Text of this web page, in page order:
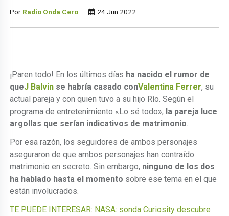
Por Radio Onda Cero 24 Jun 2022
¡Paren todo! En los últimos días ha nacido el rumor de
queJ Balvin se habría casado conValentina Ferrer, su
actual pareja y con quien tuvo a su hijo Río. Según el
programa de entretenimiento «Lo sé todo», la pareja luce
argollas que serían indicativos de matrimonio
Por esa razón, los seguidores de ambos personajes
aseguraron de que ambos personajes han contraído
matrimonio en secreto. Sin embargo, ninguno de los dos
ha hablado hasta el momento sobre ese tema en el que
están involucrados.
TE PUEDE INTERESAR: NASA: sonda Curiosity descubre